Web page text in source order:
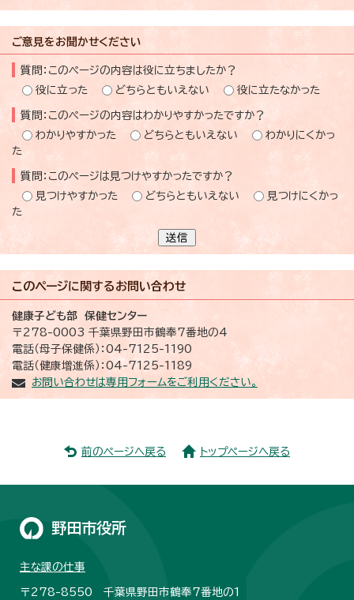
ご意見をお聞かせください
質問：このページの内容は役に立ちましたか？
役に立った
どちらともいえない 役に立たなかった
質問：このページの内容はわかりやすかったですか？
わかりやすかった
どちらともいえない
わかりにくかっ
た
質問：このページは見つけやすかったですか？
見つけやすかった
どちらともいえない
見つけにくかっ
た
送信
このページに関する お問い合わせ
健康子ども部 保健センター
〒278-0003 千葉県野田市鶴奉7番地の4
電話（母子保健係）：04-7125-1190
電話（健康増進係）：04-7125-1189
お問い合わせは専用フォームをご利用ください。
前のページへ戻る トップページへ戻る
野田市役所
主な課の仕事
〒278-8550 千葉県野田市鶴奉7番地の1